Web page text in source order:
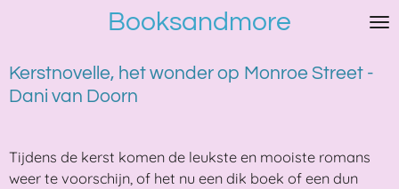
de
hoofdinhoud
Booksandmore
Kerstnovelle, het wonder op Monroe Street -
Dani van Doorn
Tijdens de kerst komen de leukste en mooiste romans
weer te voorschijn, of het nu een dik boek of een dun